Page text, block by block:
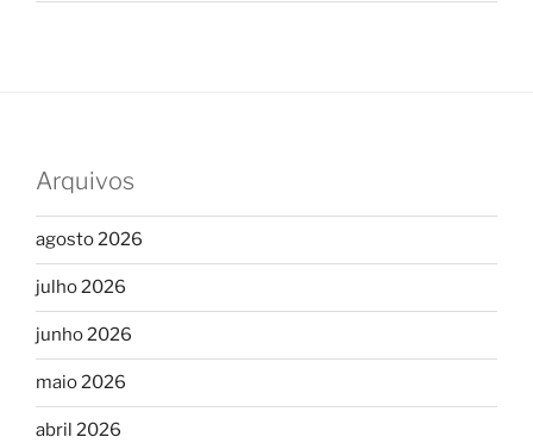
Arquivos
agosto 2026
julho 2026
junho 2026
maio 2026
abril 2026